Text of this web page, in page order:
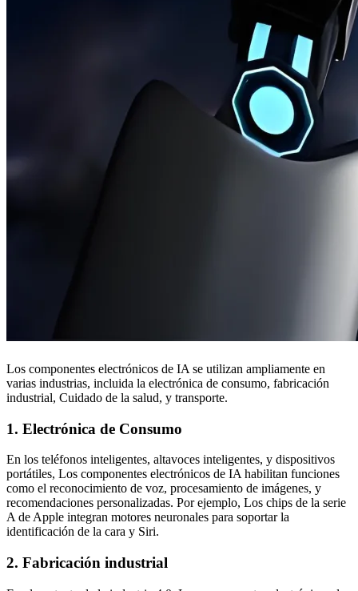
Los componentes electrónicos de IA se utilizan ampliamente en
varias industrias, incluida la electrónica de consumo, fabricación
industrial, Cuidado de la salud, y transporte.
1. Electrónica de Consumo
En los teléfonos inteligentes, altavoces inteligentes, y dispositivos
portátiles, Los componentes electrónicos de IA habilitan funciones
como el reconocimiento de voz, procesamiento de imágenes, y
recomendaciones personalizadas. Por ejemplo, Los chips de la serie
A de Apple integran motores neuronales para soportar la
identificación de la cara y Siri.
2. Fabricación industrial